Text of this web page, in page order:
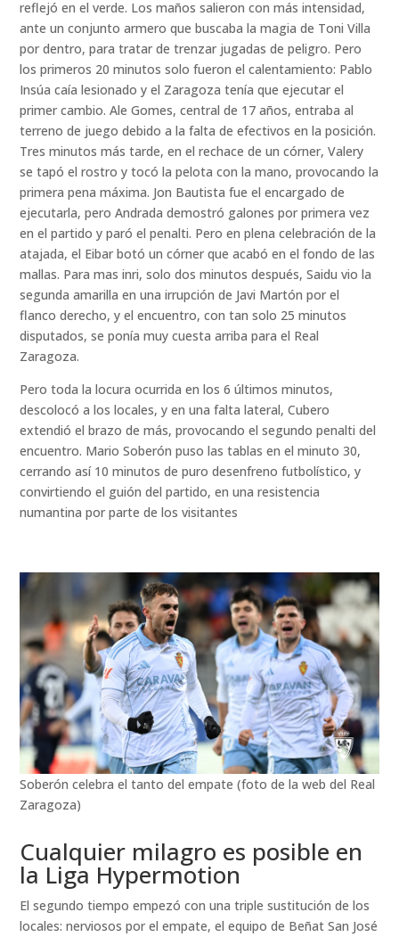
reflejó en el verde. Los maños salieron con más intensidad,
ante un conjunto armero que buscaba la magia de Toni Villa
por dentro, para tratar de trenzar jugadas de peligro. Pero
los primeros 20 minutos solo fueron el calentamiento: Pablo
Insúa caía lesionado y el Zaragoza tenía que ejecutar el
primer cambio. Ale Gomes, central de 17 años, entraba al
terreno de juego debido a la falta de efectivos en la posición.
Tres minutos más tarde, en el rechace de un córner, Valery
se tapó el rostro y tocó la pelota con la mano, provocando la
primera pena máxima. Jon Bautista fue el encargado de
ejecutarla, pero Andrada demostró galones por primera vez
en el partido y paró el penalti. Pero en plena celebración de la
atajada, el Eibar botó un córner que acabó en el fondo de las
mallas. Para mas inri, solo dos minutos después, Saidu vio la
segunda amarilla en una irrupción de Javi Martón por el
flanco derecho, y el encuentro, con tan solo 25 minutos
disputados, se ponía muy cuesta arriba para el Real
Zaragoza.
Pero toda la locura ocurrida en los 6 últimos minutos,
descolocó a los locales, y en una falta lateral, Cubero
extendió el brazo de más, provocando el segundo penalti del
encuentro. Mario Soberón puso las tablas en el minuto 30,
cerrando así 10 minutos de puro desenfreno futbolístico, y
convirtiendo el guión del partido, en una resistencia
numantina por parte de los visitantes
Soberón celebra el tanto del empate (foto de la web del Real
Zaragoza)
Cualquier milagro es posible en
la Liga Hypermotion
El segundo tiempo empezó con una triple sustitución de los
locales: nerviosos por el empate, el equipo de Beñat San José